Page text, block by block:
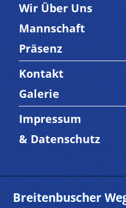
Trenner3
Wir Über Uns
Mannschaft
Präsenz
Trenner4
Kontakt
Galerie
Trenner 5
Impressum
& Datenschutz
Breitenbuscher